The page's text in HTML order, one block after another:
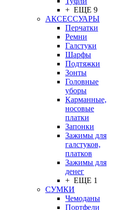
+ ЕЩЕ 9
АКСЕССУАРЫ
Перчатки
Ремни
Галстуки
Шарфы
Подтяжки
Зонты
Головные
уборы
Карманные,
носовые
платки
Запонки
Зажимы для
галстуков,
платков
Зажимы для
денег
+ ЕЩЕ 1
СУМКИ
Чемоданы
Портфели